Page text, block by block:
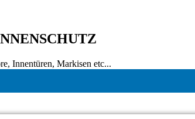
Innentüren, Markisen etc...